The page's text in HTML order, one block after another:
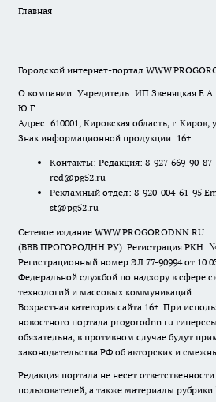
Главная
Городской интернет-портал
О компании: Учредитель: ИП Звеняцкая Е.А.
Ю.Г.
Адрес: 610001, Кировская область, г.
Знак информационной продукции: 16+
Контакты: Редакция: 8-927-669-90-
red@pg52.ru
Рекламный отдел: 8-920-004-61-95
st@pg52.ru
Сетевое издание WWW.PROGORODNN.RU
(ВВВ.ПРОГОРОДНН.РУ). Регистрация РКН: №:
Регистрационный номер ЭЛ 77-90994 от
Федеральной службой по надзору в сфере
технологий и массовых коммуникаций.
Возрастная категория сайта 16+. При
новостного портала progorodnn.ru
обязательна, в противном случае будут
законодательства РФ об авторских и
Редакция портала не несет
пользователей, а также материалы